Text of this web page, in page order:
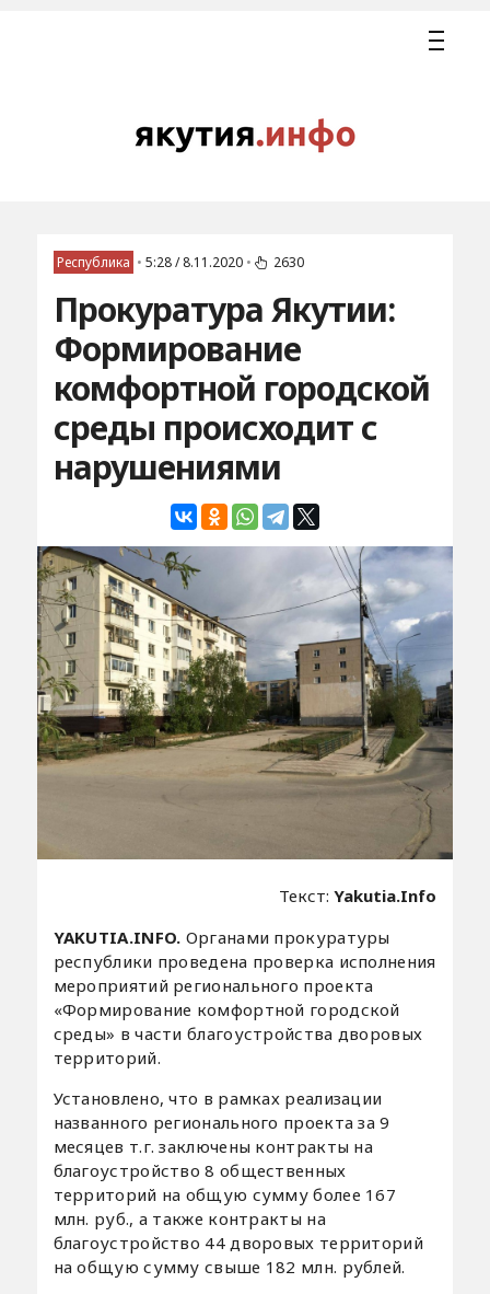
Республика • 5:28 / 8.11.2020 • 2630
Прокуратура Якутии:
Формирование
комфортной городской
среды происходит с
нарушениями
Текст:Yakutia.Info
YAKUTIA.INFO. Органами прокуратуры
республики проведена проверка исполнения
мероприятий регионального проекта
«Формирование комфортной городской
среды» в части благоустройства дворовых
территорий.
Установлено, что в рамках реализации
названного регионального проекта за 9
месяцев т.г. заключены контракты на
благоустройство 8 общественных
территорий на общую сумму более 167
млн. руб., а также контракты на
благоустройство 44 дворовых территорий
на общую сумму свыше 182 млн. рублей.